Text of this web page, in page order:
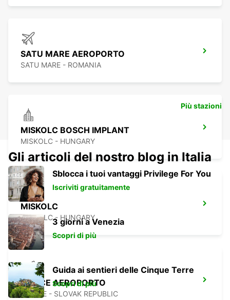
SATU MARE AEROPORTO
SATU MARE - ROMANIA
MISKOLC BOSCH IMPLANT
MISKOLC - HUNGARY
MISKOLC
MISKOLC - HUNGARY
KOSICE AEROPORTO
KOSICE - SLOVAK REPUBLIC
Più stazioni
Gli articoli del nostro blog in Italia
Sblocca i tuoi vantaggi Privilege For You
Iscriviti gratuitamente
3 giorni a Venezia
Scopri di più
Guida ai sentieri delle Cinque Terre
Scopri di più